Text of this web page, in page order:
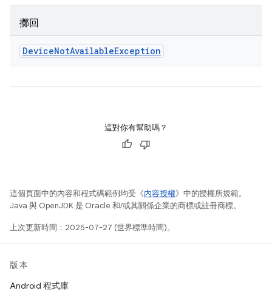
擲回
DeviceNotAvailableException
這對你有幫助嗎？
這個頁面中的內容和程式碼範例均受《內容授權》中的授權所規範。
Java 與 OpenJDK 是 Oracle 和/或其關係企業的商標或註冊商標。
上次更新時間：2025-07-27 (世界標準時間)。
版本
Android 程式庫